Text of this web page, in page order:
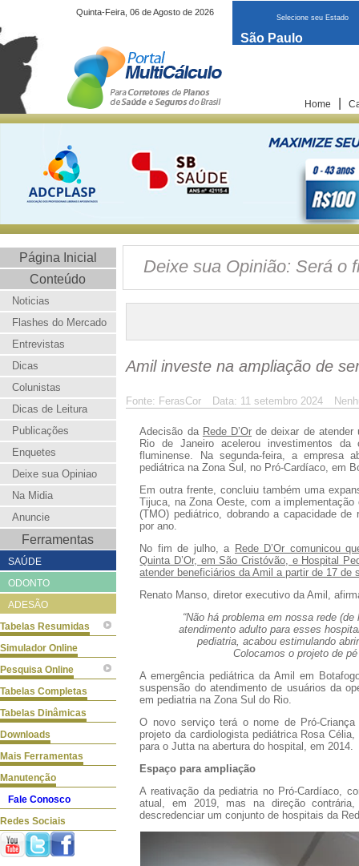
Selecione seu Estado
São Paulo
Home
Quinta-Feira, 06 de Agosto de 2026
Página Inicial
Conteúdo
Noticias
Flashes do Mercado
Entrevistas
Dicas
Colunistas
Dicas de Leitura
Publicações
Enquetes
Deixe sua Opiniao
Na Midia
Anuncie
Ferramentas
SAÚDE
ODONTO
ADESÃO
Tabelas Resumidas
Simulador Online
Pesquisa Online
Tabelas Completas
Tabelas Dinâmicas
Downloads
Mais Ferramentas
Manutenção
Fale Conosco
Redes Sociais
Deixe sua Opinião: Será o
Amil investe na ampliação de
Fonte: FerasCor Data: 11 setembro 2024
Adecisão da Rede D’Or de deixar de
Rio de Janeiro acelerou investimentos
fluminense. Na segunda-feira, a empresa
pediátrica na Zona Sul, no Pró-Cardíaco, em
Em outra frente, concluiu também uma
Tijuca, na Zona Oeste, com a
(TMO) pediátrico, dobrando a capacidade de
por ano.
No fim de julho, a Rede D’Or comunicou
Quinta D’Or, em São Cristóvão, e Hospital
atender beneficiários da Amil a partir de 17
Renato Manso, diretor executivo da Amil,
“Não há problema em nossa rede
atendimento adulto para esses
pediatria, acabou estimulando
Colocamos o projeto de
A emergência pediátrica da Amil em
suspensão do atendimento de usuários da
em pediatria na Zona Sul do Rio.
O novo serviço terá o nome de Pró-
projeto da cardiologista pediátrica Rosa Célia,
para o Jutta na abertura do hospital, em 2014.
Espaço para ampliação
A reativação da pediatria no Pró-Cardíaco,
atual, em 2019, mas na direção
descredenciar um conjunto de hospitais da